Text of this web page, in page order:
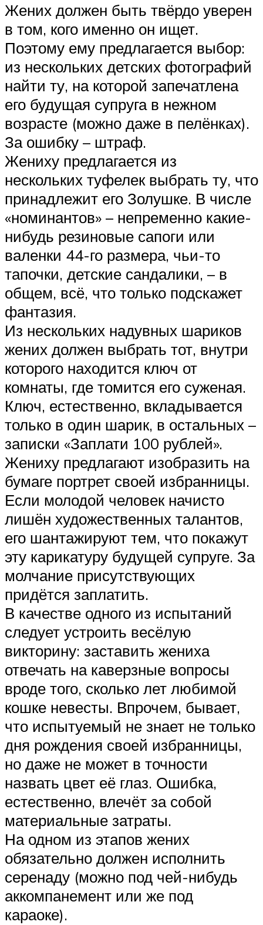
Жених должен быть твёрдо уверен
в том, кого именно он ищет.
Поэтому ему предлагается выбор:
из нескольких детских фотографий
найти ту, на которой запечатлена
его будущая супруга в нежном
возрасте (можно даже в пелёнках).
За ошибку – штраф.
Жениху предлагается из
нескольких туфелек выбрать ту, что
принадлежит его Золушке. В числе
«номинантов» – непременно какие-
нибудь резиновые сапоги или
валенки 44-го размера, чьи-то
тапочки, детские сандалики, – в
общем, всё, что только подскажет
фантазия.
Из нескольких надувных шариков
жених должен выбрать тот, внутри
которого находится ключ от
комнаты, где томится его суженая.
Ключ, естественно, вкладывается
только в один шарик, в остальных –
записки «Заплати 100 рублей».
Жениху предлагают изобразить на
бумаге портрет своей избранницы.
Если молодой человек начисто
лишён художественных талантов,
его шантажируют тем, что покажут
эту карикатуру будущей супруге. За
молчание присутствующих
придётся заплатить.
В качестве одного из испытаний
следует устроить весёлую
викторину: заставить жениха
отвечать на каверзные вопросы
вроде того, сколько лет любимой
кошке невесты. Впрочем, бывает,
что испытуемый не знает не только
дня рождения своей избранницы,
но даже не может в точности
назвать цвет её глаз. Ошибка,
естественно, влечёт за собой
материальные затраты.
На одном из этапов жених
обязательно должен исполнить
серенаду (можно под чей-нибудь
аккомпанемент или же под
караоке).